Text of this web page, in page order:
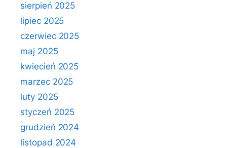
sierpień 2025
lipiec 2025
czerwiec 2025
maj 2025
kwiecień 2025
marzec 2025
luty 2025
styczeń 2025
grudzień 2024
listopad 2024